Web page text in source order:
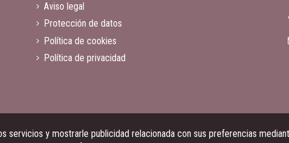
Aviso legal
Protección de datos
Política de cookies
Política de privacidad
y mostrarle publicidad relacionada con sus preferencias